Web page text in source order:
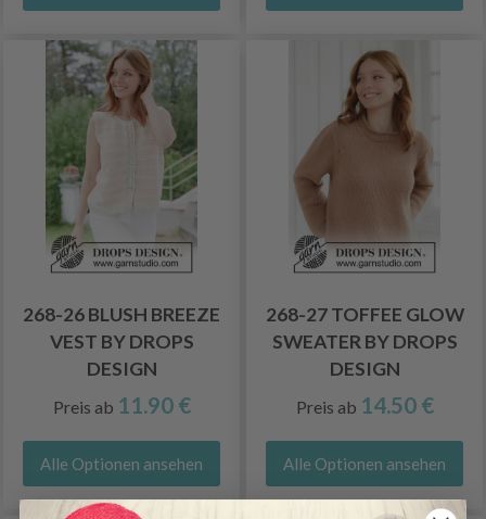
268-26 BLUSH BREEZE
VEST BY DROPS
DESIGN
Preis ab 11.90 €
Alle Optionen ansehen
268-27 TOFFEE GLOW
SWEATER BY DROPS
DESIGN
Preis ab 14.50 €
Alle Optionen ansehen